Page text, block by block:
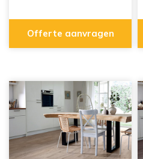
Offerte aanvragen